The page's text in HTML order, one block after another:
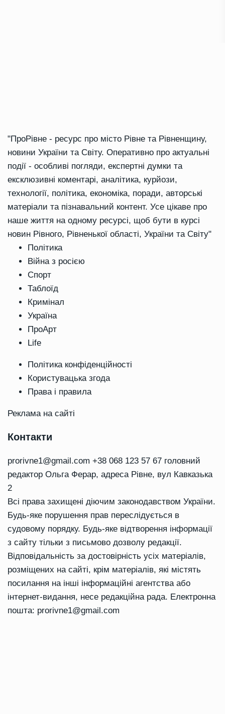
"ПроРівне - ресурс про місто Рівне та Рівненщину,
новини України та Світу. Оперативно про актуальні
події - особливі погляди, експертні думки та
ексклюзивні коментарі, аналітика, курйози,
технології, політика, економіка, поради, авторські
матеріали та пізнавальний контент. Усе цікаве про
наше життя на одному ресурсі, щоб бути в курсі
новин Рівного, Рівненької області, України та Світу"
Політика
Війна з росією
Спорт
Таблоїд
Кримінал
Україна
ПроАрт
Life
Політика конфіденційності
Користувацька згода
Права і правила
Реклама на сайті
Контакти
prorivne1@gmail.com +38 068 123 57 67 головний
редактор Ольга Ферар, адреса Рівне, вул Кавказька
2
Всі права захищені діючим законодавством України.
Будь-яке порушення прав переслідується в
судовому порядку. Будь-яке відтворення інформації
з сайту тільки з письмово дозволу редакції.
Відповідальність за достовірність усіх матеріалів,
розміщених на сайті, крім матеріалів, які містять
посилання на інші інформаційні агентства або
інтернет-видання, несе редакційна рада. Електронна
пошта: prorivne1@gmail.com